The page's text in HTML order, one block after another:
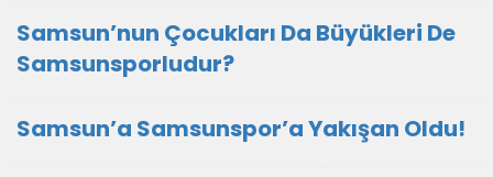
Samsun’nun Çocukları Da Büyükleri De
Samsunsporludur?
Samsun’a Samsunspor’a Yakışan Oldu!